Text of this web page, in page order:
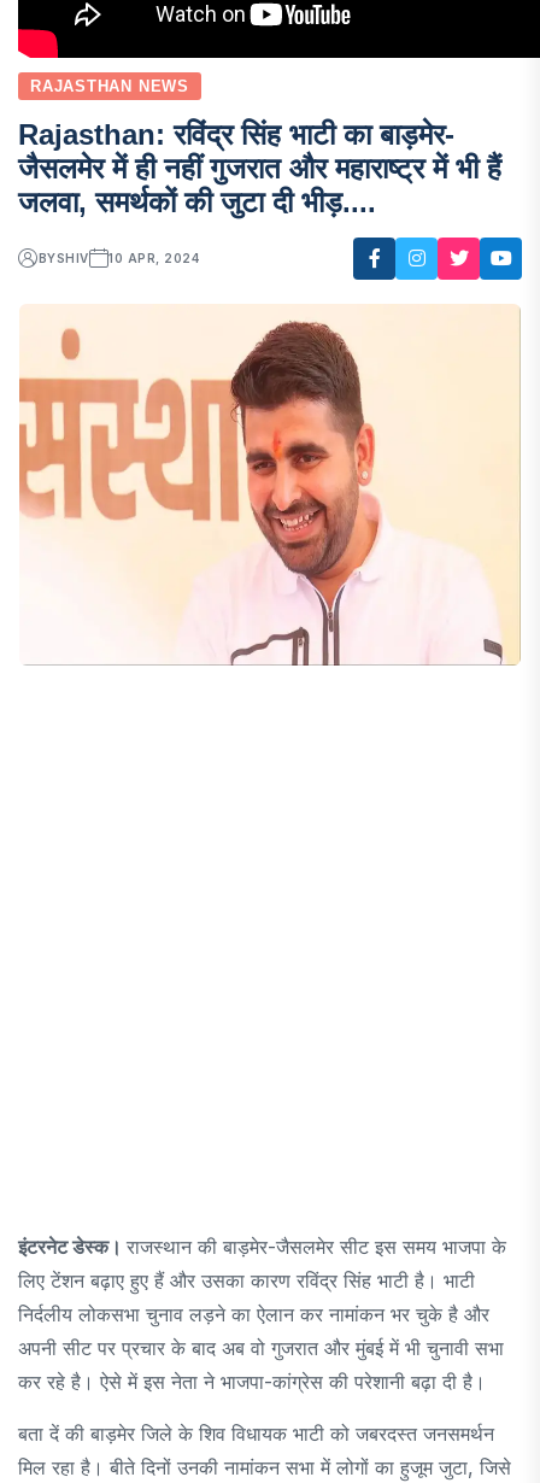
RAJASTHAN NEWS
Rajasthan: रविंद्र सिंह भाटी का बाड़मेर-
जैसलमेर में ही नहीं गुजरात और महाराष्ट्र में भी हैं
जलवा, समर्थकों की जुटा दी भीड़....
BYSHIV 10 APR, 2024
इंटरनेट डेस्क। राजस्थान की बाड़मेर-जैसलमेर सीट इस समय भाजपा के
लिए टेंशन बढ़ाए हुए हैं और उसका कारण रविंद्र सिंह भाटी है। भाटी
निर्दलीय लोकसभा चुनाव लड़ने का ऐलान कर नामांकन भर चुके है और
अपनी सीट पर प्रचार के बाद अब वो गुजरात और मुंबई में भी चुनावी सभा
कर रहे है। ऐसे में इस नेता ने भाजपा-कांग्रेस की परेशानी बढ़ा दी है।
बता दें की बाड़मेर जिले के शिव विधायक भाटी को जबरदस्त जनसमर्थन
मिल रहा है। बीते दिनों उनकी नामांकन सभा में लोगों का हुजूम जुटा, जिसे